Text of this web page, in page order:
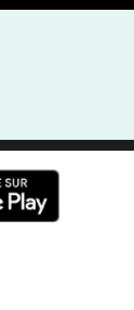
Tarn et Garonne
en-un pour les